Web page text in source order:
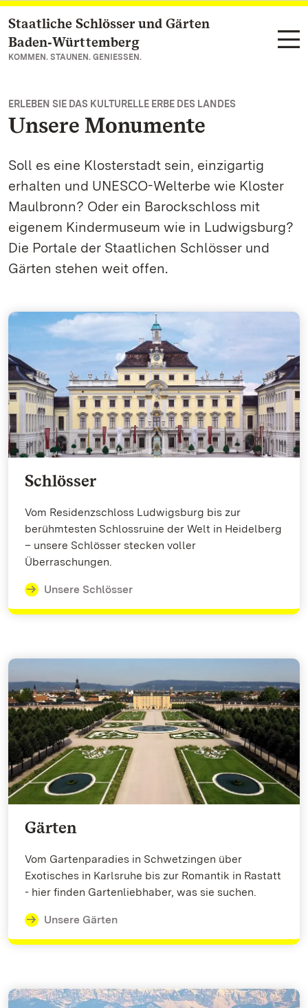
Zum Hauptinhalt springen
Staatliche Schlösser und Gärten
Baden‑Württemberg
KOMMEN. STAUNEN. GENIESSEN.
ERLEBEN SIE DAS KULTURELLE ERBE DES LANDES
Unsere Monumente
Soll es eine Klosterstadt sein, einzigartig
erhalten und UNESCO-Welterbe wie Kloster
Maulbronn? Oder ein Barockschloss mit
eigenem Kindermuseum wie in Ludwigsburg?
Die Portale der Staatlichen Schlösser und
Gärten stehen weit offen.
Schlösser
Vom Residenzschloss Ludwigsburg bis zur
berühmtesten Schlossruine der Welt in Heidelberg
– unsere Schlösser stecken voller
Überraschungen.
Unsere Schlösser
Gärten
Vom Gartenparadies in Schwetzingen über
Exotisches in Karlsruhe bis zur Romantik in Rastatt
- hier finden Gartenliebhaber, was sie suchen.
Unsere Gärten